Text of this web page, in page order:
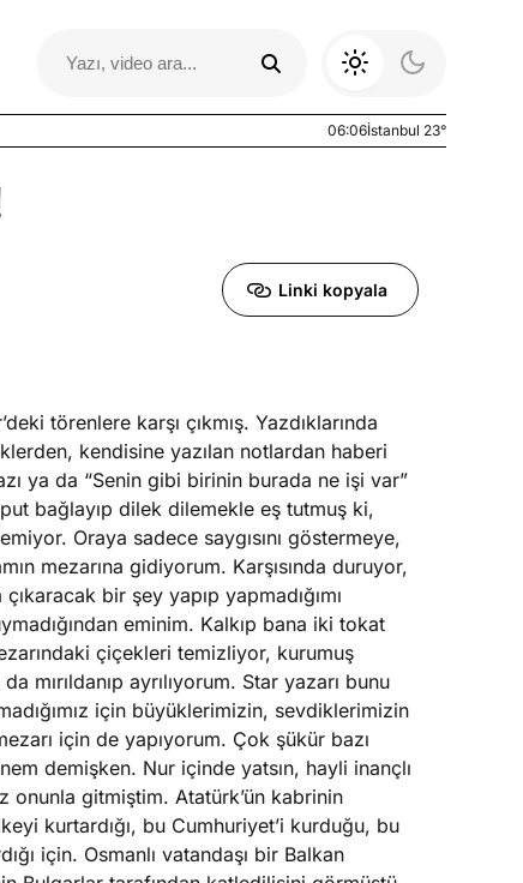
Otomobil Yazıları
06:06İstanbul 23°
Linki kopyala
törenlere karşı çıkmış. Yazdıklarında
kendisine yazılan notlardan haberi
ya da “Senin gibi birinin burada ne işi var”
bağlayıp dilek dilemekle eş tutmuş ki,
Oraya sadece saygısını göstermeye,
mezarına gidiyorum. Karşısında duruyor,
bir şey yapıp yapmadığımı
eminim. Kalkıp bana iki tokat
çiçekleri temizliyor, kurumuş
mırıldanıp ayrılıyorum. Star yazarı bunu
için büyüklerimizin, sevdiklerimizin
için de yapıyorum. Çok şükür bazı
demişken. Nur içinde yatsın, hayli inançlı
onunla gitmiştim. Atatürk’ün kabrinin
kurtardığı, bu Cumhuriyet’i kurduğu, bu
için. Osmanlı vatandaşı bir Balkan